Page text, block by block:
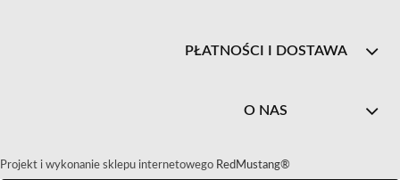
PŁATNOŚCI I DOSTAWA
O NAS
Projekt i wykonanie sklepu internetowego RedMustang®